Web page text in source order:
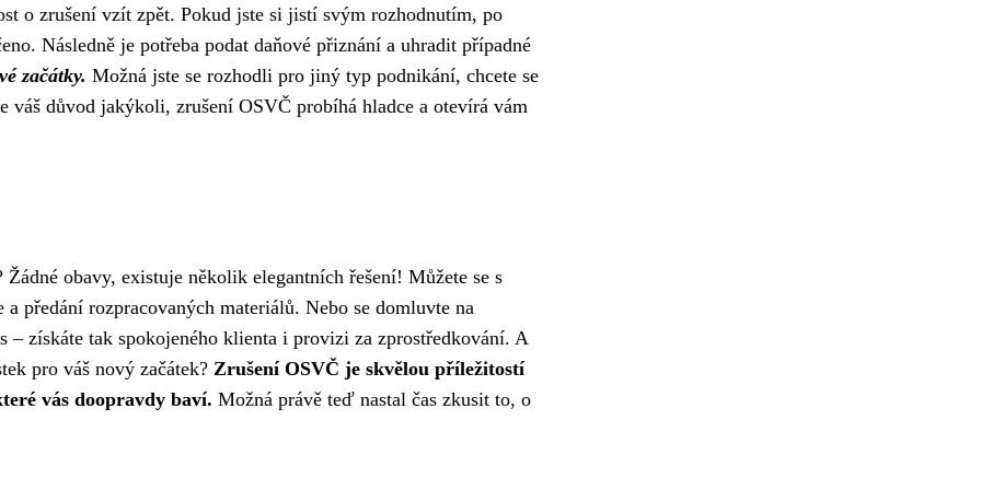
o zrušení vzít zpět. Pokud jste si jistí svým rozhodnutím, po
Následně je potřeba podat daňové přiznání a uhradit případné
začátky. Možná jste se rozhodli pro jiný typ podnikání, chcete se
váš důvod jakýkoli, zrušení OSVČ probíhá hladce a otevírá vám
obavy, existuje několik elegantních řešení! Můžete se s
předání rozpracovaných materiálů. Nebo se domluvte na
získáte tak spokojeného klienta i provizi za zprostředkování. A
pro váš nový začátek? Zrušení OSVČ je skvělou příležitostí
vás doopravdy baví. Možná právě teď nastal čas zkusit to, o